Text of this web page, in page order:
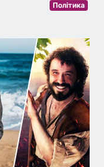
Політика